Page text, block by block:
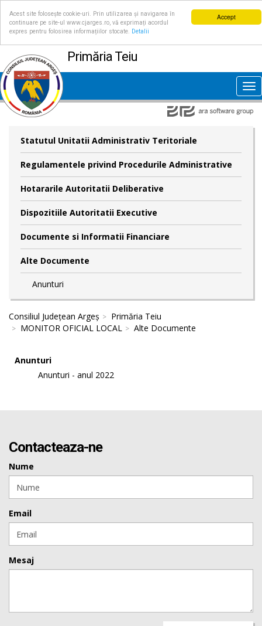
Accept
Acest site folosește cookie-uri. Prin utilizarea și navigarea în
continuare pe site-ul www.cjarges.ro, vă exprimați acordul
expres pentru folosirea informațiilor stocate.
Detalii
Primăria Teiu
Statutul Unitatii Administrativ Teritoriale
Regulamentele privind Procedurile Administrative
Hotararile Autoritatii Deliberative
Dispozitiile Autoritatii Executive
Documente si Informatii Financiare
Alte Documente
Anunturi
Consiliul Județean Argeș
Primăria Teiu
MONITOR OFICIAL LOCAL
Alte Documente
Anunturi
Anunturi - anul 2022
Contacteaza-ne
Nume
Email
Mesaj